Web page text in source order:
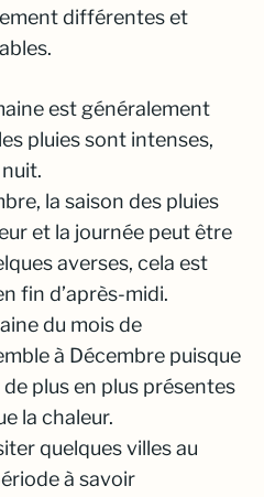
différentes et
est généralement
pluies sont intenses,
la saison des pluies
et la journée peut être
averses, cela est
fin d’après-midi.
du mois de
à Décembre puisque
plus en plus présentes
la chaleur.
quelques villes au
à savoir